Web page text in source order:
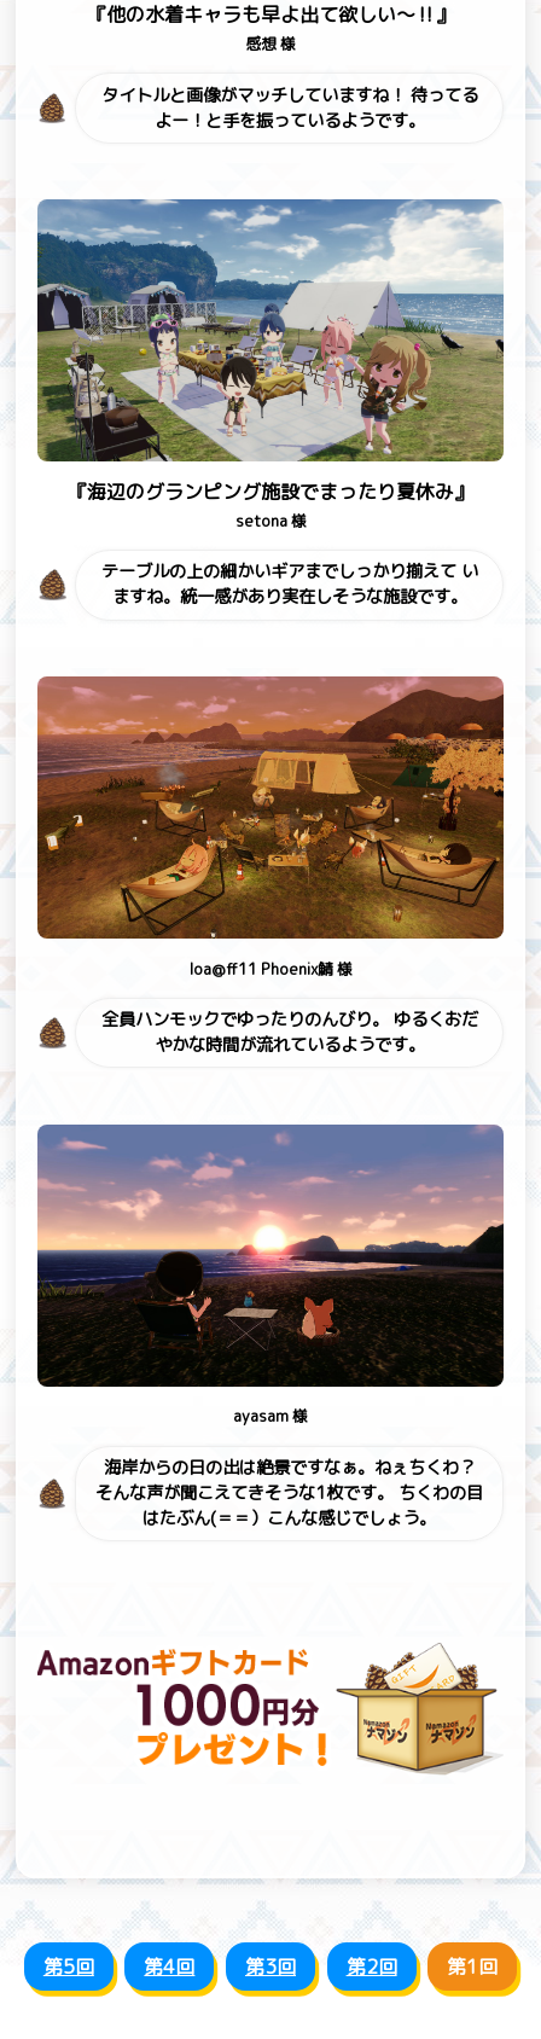
『他の水着キャラも早よ出て欲しい〜‼』
感想 様
タイトルと画像がマッチしていますね！ 待ってる
よー！と手を振っているようです。
『海辺のグランピング施設でまったり夏休み』
setona 様
テーブルの上の細かいギアまでしっかり揃えてい
ますね。統一感があり実在しそうな施設です。
Ioa@ff11 Phoenix鯖 様
全員ハンモックでゆったりのんびり。
ゆるくおだ
やかな時間が流れているようです。
ayasam 様
海岸からの日の出は絶景ですなぁ。ねぇちくわ？
そんな声が聞こえてきそうな1枚です。
ちくわの目
はたぶん(＝＝）こんな感じでしょう。
第5回 第4回 第3回 第2回 第1回